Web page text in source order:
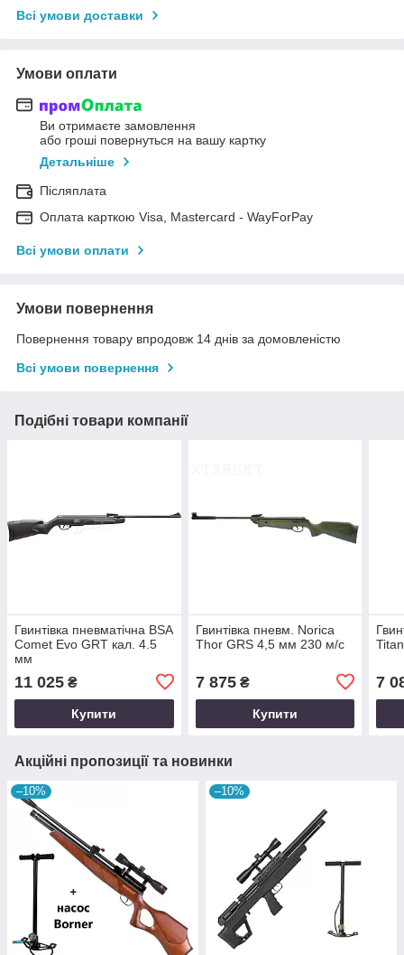
Всі умови доставки
Умови оплати
Ви отримаєте замовлення
або гроші повернуться на вашу картку
Детальніше
Післяплата
Оплата карткою Visa, Mastercard - WayForPay
Всі умови оплати
Умови повернення
Повернення товару впродовж 14 днів за домовленістю
Всі умови повернення
Подібні товари компанії
Гвинтівка пневматічна BSA
Comet Evo GRT кал. 4.5
мм
11 025 ₴
Купити
Гвинтівка пневм. Norica
Thor GRS 4,5 мм 230 м/с
7 875₴
Купити
7
Акційні пропозиції та новинки
–10% –10%